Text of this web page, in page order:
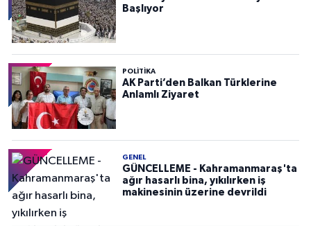
Başlıyor
POLITIKA
AK Parti’den Balkan Türklerine
Anlamlı Ziyaret
GENEL
GÜNCELLEME - Kahramanmaraş'ta
ağır hasarlı bina, yıkılırken iş
makinesinin üzerine devrildi